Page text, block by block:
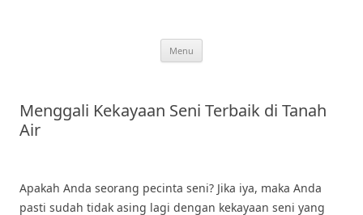
Menu
Menggali Kekayaan Seni Terbaik di Tanah
Air
Apakah Anda seorang pecinta seni? Jika iya, maka Anda
pasti sudah tidak asing lagi dengan kekayaan seni yang